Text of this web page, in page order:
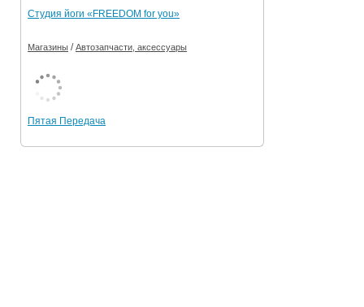
Студия йоги «FREEDOM for you»
Магазины /Автозапчасти, аксессуары
Пятая Передача